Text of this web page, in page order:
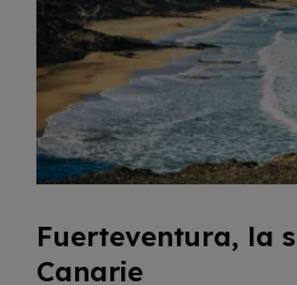
Fuerteventura, la
Canarie